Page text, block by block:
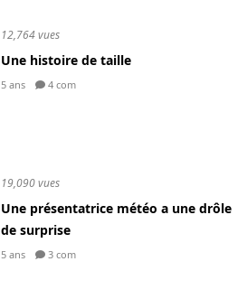
12,764 vues
Une histoire de taille
5 ans 4 com
19,090 vues
Une présentatrice météo a une drôle
de surprise
5 ans 3 com